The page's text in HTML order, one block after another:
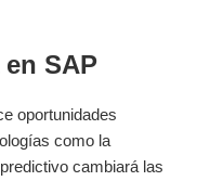
SAP
oportunidades
como la
cambiará las